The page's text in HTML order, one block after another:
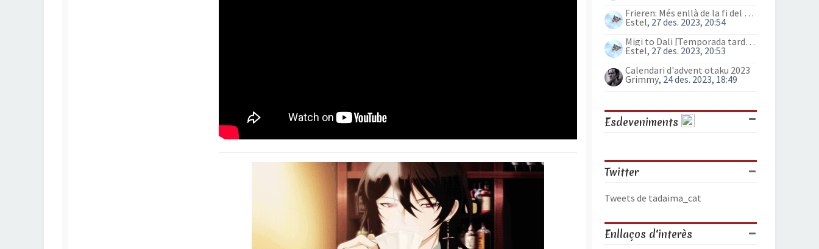
Frieren: Més enllà de la fi del viatge (anime)
Estel, 27 des. 2023, 20:54
Migi to Dali [Temporada tardor 2023]
Estel, 27 des. 2023, 20:53
Calendari d'advent otaku 2023
Grimmy, 24 des. 2023, 18:49
Esdeveniments
Twitter
Tweets de tadaima_cat
Enllaços d'interès